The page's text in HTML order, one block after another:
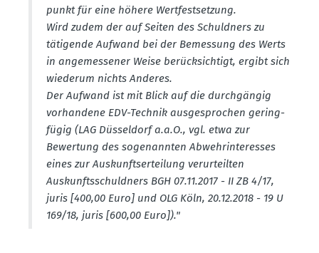
punkt für eine höhere Wertfest­setzung.
Wird zudem der auf Seiten des Schuldners zu
tätigende Aufwand bei der Bemessung des Werts
in angemes­sener Weise berück­sichtigt, ergibt sich
wiederum nichts Anderes.
Der Aufwand ist mit Blick auf die durch­gängig
vorhandene EDV-Technik ausge­sprochen gering­
fügig (LAG Düsseldorf a.a.O., vgl. etwa zur
Bewertung des sogenannten Abwehr­in­ter­esses
eines zur Auskunfts­er­teilung verur­teilten
Auskunfts­schuldners BGH 07.11.2017 - II ZB 4/17,
juris [400,00 Euro] und OLG Köln, 20.12.2018 - 19 U
169/18, juris [600,00 Euro])."